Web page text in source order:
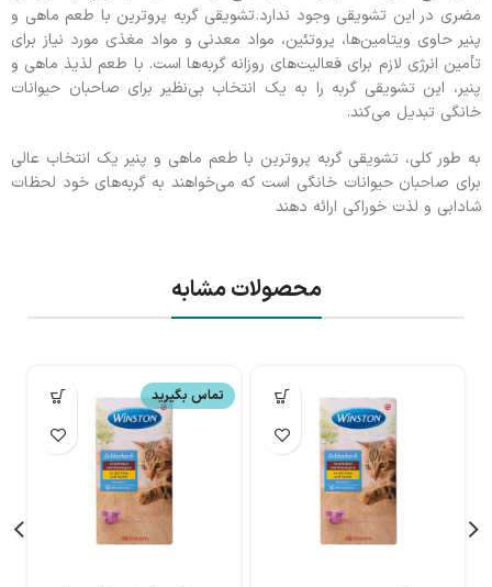
مضری در این تشویقی وجود ندارد. تشویقی گربه پروترین با طعم ماهی و
پنیر حاوی ویتامین‌ها، پروتئین، مواد معدنی و مواد مغذی مورد نیاز برای
تأمین انرژی لازم برای فعالیت‌های روزانه گربه‌ها است. با طعم لذیذ ماهی و
پنیر، این تشویقی گربه را به یک انتخاب بی‌نظیر برای صاحبان حیوانات
خانگی تبدیل می‌کند.
به طور کلی، تشویقی گربه پروترین با طعم ماهی و پنیر یک انتخاب عالی
برای صاحبان حیوانات خانگی است که می‌خواهند به گربه‌های خود لحظات
شادابی و لذت خوراکی ارائه دهند
محصولات مشابه
تماس بگیرید